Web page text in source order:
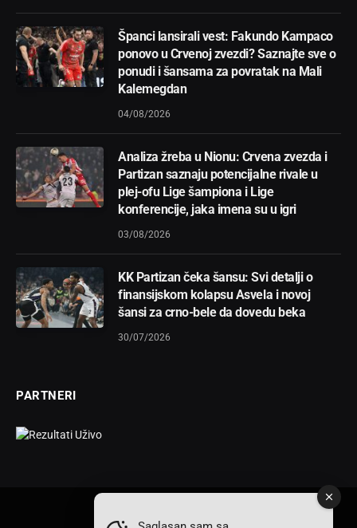
Španci lansirali vest: Fakundo Kampaco
ponovo u Crvenoj zvezdi? Saznajte sve o
ponudi i šansama za povratak na Mali
Kalemegdan
04/08/2026
Analiza žreba u Nionu: Crvena zvezda i
Partizan saznaju potencijalne rivale u
plej-ofu Lige šampiona i Lige
konferencije, jaka imena su u igri
03/08/2026
KK Partizan čeka šansu: Svi detalji o
finansijskom kolapsu Asvela i novoj
šansi za crno-bele da dovedu beka
30/07/2026
PARTNERI